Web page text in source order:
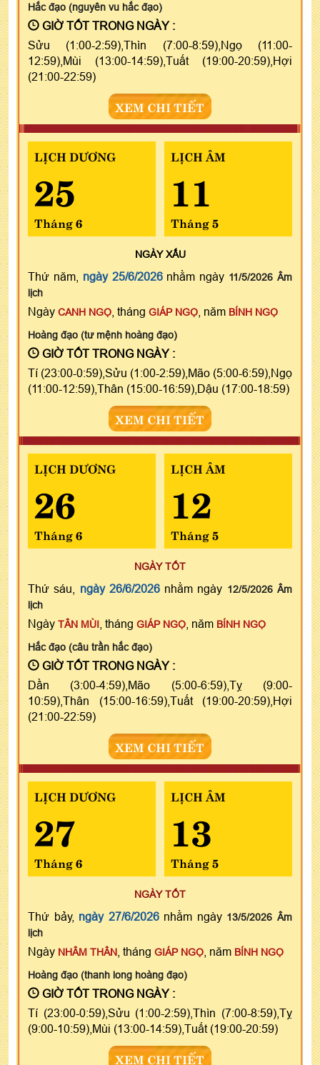
Hắc đạo (nguyên vu hắc đạo)
GIỜ TỐT TRONG NGÀY :
Sửu (1:00-2:59),Thìn (7:00-8:59),Ngọ (11:00-
12:59),Mùi (13:00-14:59),Tuất (19:00-20:59),Hợi
(21:00-22:59)
XEM CHI TIẾT
LỊCH DƯƠNG
25
Tháng 6
LỊCH ÂM
11
Tháng 5
NGÀYXẤU
Thứ năm, ngày 25/6/2026nhằm ngày 11/5/2026 Âm
lịch
Ngày CANH NGỌ , tháng GIÁP NGỌ , năm BÍNH NGỌ
Hoàng đạo (tư mệnh hoàng đạo)
GIỜ TỐT TRONG NGÀY :
Tí (23:00-0:59),Sửu (1:00-2:59),Mão (5:00-6:59),Ngọ
(11:00-12:59),Thân (15:00-16:59),Dậu (17:00-18:59)
XEM CHI TIẾT
LỊCH DƯƠNG
26
Tháng 6
LỊCH ÂM
12
Tháng 5
NGÀY TỐT
Thứ sáu, ngày 26/6/2026nhằm ngày 12/5/2026 Âm
lịch
Ngày TÂN MÙI , tháng GIÁP NGỌ , năm BÍNH NGỌ
Hắc đạo (câu trần hắc đạo)
GIỜ TỐT TRONG NGÀY :
Dần (3:00-4:59),Mão (5:00-6:59),Tỵ (9:00-
10:59),Thân (15:00-16:59),Tuất (19:00-20:59),Hợi
(21:00-22:59)
XEM CHI TIẾT
LỊCH DƯƠNG
27
Tháng 6
LỊCH ÂM
13
Tháng 5
NGÀY TỐT
Thứ bảy, ngày 27/6/2026nhằm ngày 13/5/2026 Âm
lịch
Ngày NHÂM THÂN , tháng GIÁP NGỌ , năm BÍNH NGỌ
Hoàng đạo (thanh long hoàng đạo)
GIỜ TỐT TRONG NGÀY :
Tí (23:00-0:59),Sửu (1:00-2:59),Thìn (7:00-8:59),Tỵ
(9:00-10:59),Mùi (13:00-14:59),Tuất (19:00-20:59)
XEM CHI TIẾT